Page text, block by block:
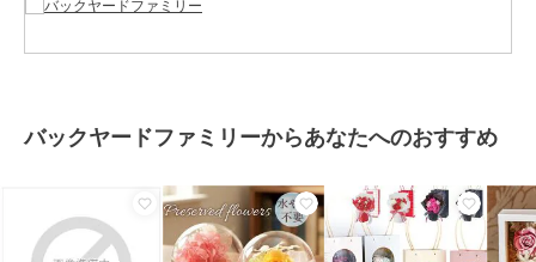
ショップ バックヤードファミリー
商品カテゴリ ギフト用品 ／プリザーブドフラ
バックヤードファミリーからあなたへのおすすめ